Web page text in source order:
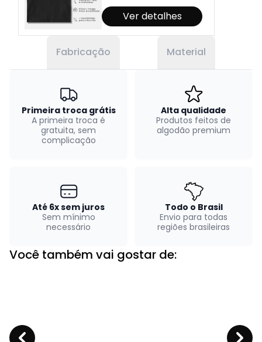
Ver detalhes
Fabricação Material
Primeira troca grátis
A primeira troca é
gratuita, sem
complicação
Alta qualidade
Produtos feitos de
algodão premium
Até 6x sem juros
Sem mínimo
necessário
Todo o Brasil
Envio para todas
regiões brasileiras
Você também vai gostar de: